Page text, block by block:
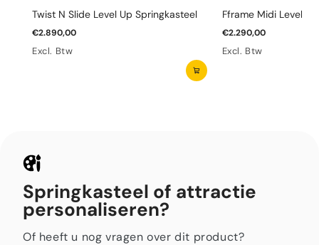
Twist N Slide Level Up Springkasteel
€2.890,00
Excl. Btw
Fframe Midi Level
€2.290,00
Excl. Btw
Springkasteel of attractie
personaliseren?
Of heeft u nog vragen over dit product?